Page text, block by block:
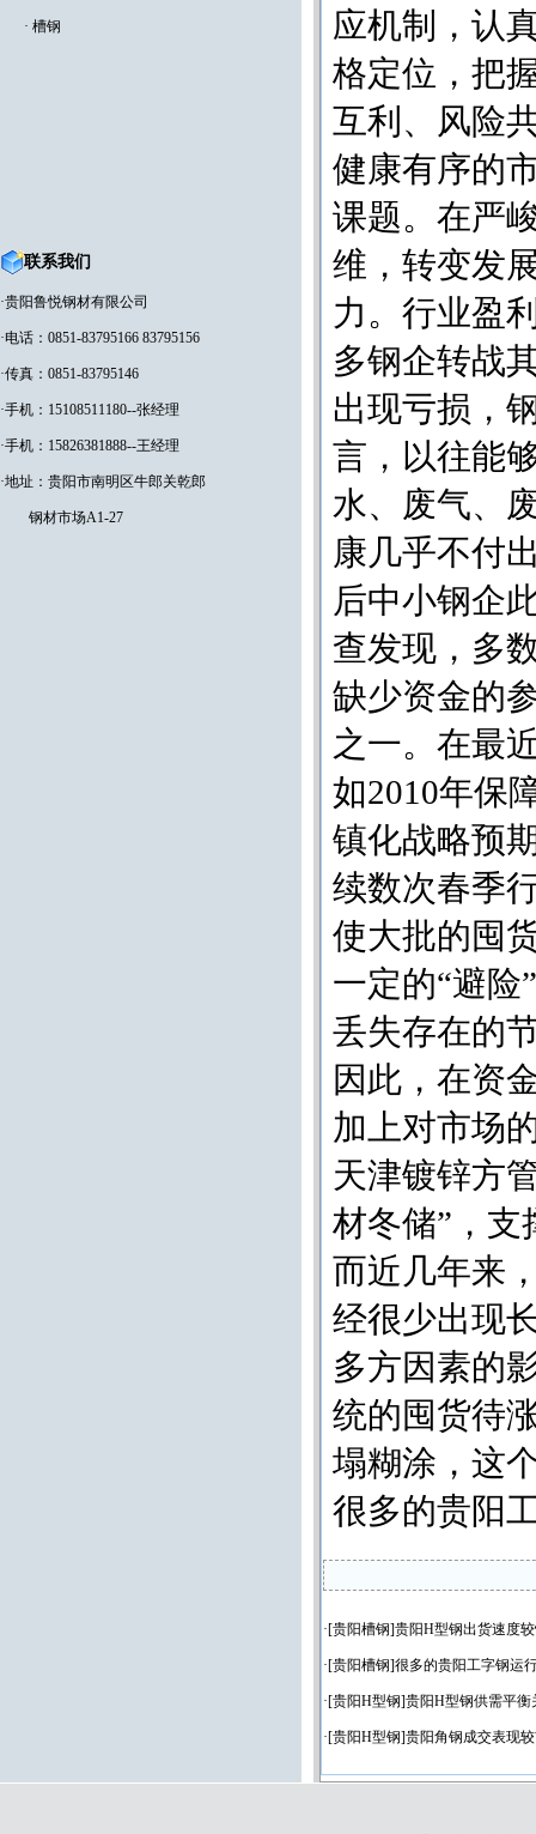
· 槽钢
联系我们
·贵阳鲁悦钢材有限公司
·电话：0851-83795166 83795156
·传真：0851-83795146
·手机：15108511180--张经理
·手机：15826381888--王经理
·地址：贵阳市南明区牛郎关乾郎
钢材市场A1-27
应机制，认
格定位，把
互利、风险
健康有序的
课题。在严
维，转变发
力。行业盈
多钢企转战
出现亏损，
言，以往能
水、废气、
康几乎不付
后中小钢企
查发现，多
缺少资金的
之一。在最
如2010年保
镇化战略预
续数次春季
使大批的囤
一定的“避
丢失存在的
因此，在资
加上对市场
天津镀锌方
材冬储”，支
而近几年来
经很少出现
多方因素的
统的囤货待
塌糊涂，这
很多的贵阳
·[贵阳槽钢]贵阳H型钢出货速度
·[贵阳槽钢]很多的贵阳工字钢运
·[贵阳H型钢]贵阳H型钢供需平
·[贵阳H型钢]贵阳角钢成交表现